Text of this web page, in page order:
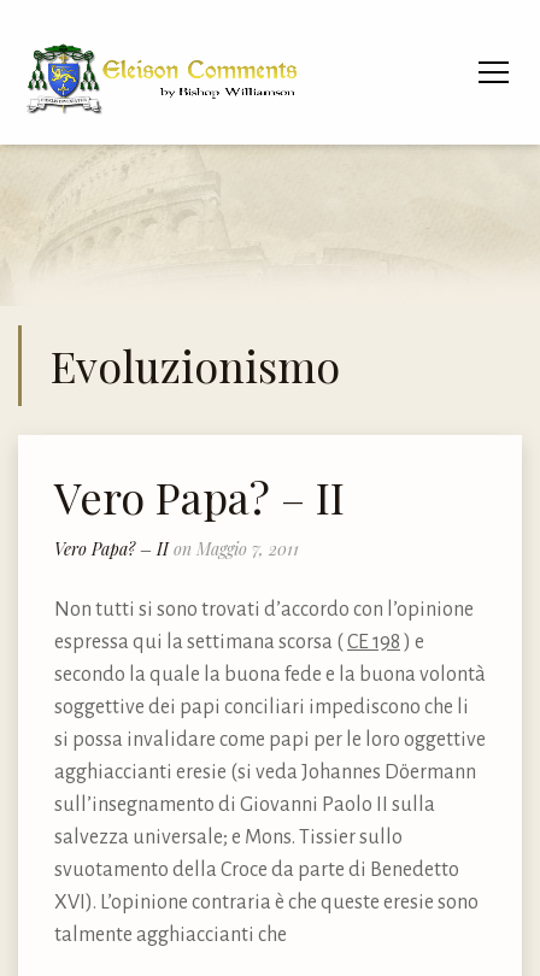
Evoluzionismo
Vero Papa? – II
Vero Papa? – IIon Maggio 7, 2011
Non tutti si sono trovati d’accordo con l’opinione
espressa qui la settimana scorsa ( CE 198 ) e
secondo la quale la buona fede e la buona volontà
soggettive dei papi conciliari impediscono che li
si possa invalidare come papi per le loro oggettive
agghiaccianti eresie (si veda Johannes Döermann
sull’insegnamento di Giovanni Paolo II sulla
salvezza universale; e Mons. Tissier sullo
svuotamento della Croce da parte di Benedetto
XVI). L’opinione contraria è che queste eresie sono
talmente agghiaccianti che